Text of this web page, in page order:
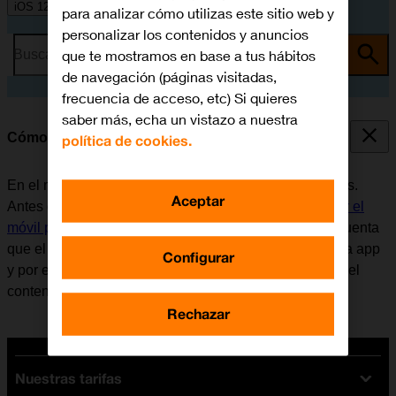
iOS 12.0
Busca por problema o tema
Cómo utilizar Google Maps
En el móvil se puede utilizar la aplicación Google Maps.
Antes de utilizar Google Maps, es necesario
configurar el
móvil para internet
. Tener en cuenta
que el desarrollador de aplicaciones va actualizando la app
y por eso puede ser que no coincida exactamente con el
contenido de esta instrucción.
Nuestras tarifas
para analizar cómo utilizas este sitio web y
personalizar los contenidos y anuncios
que te mostramos en base a tus hábitos
de navegación (páginas visitadas,
frecuencia de acceso, etc) Si quieres
saber más, echa un vistazo a nuestra
política de cookies.
Configurar
Rechazar
Aceptar